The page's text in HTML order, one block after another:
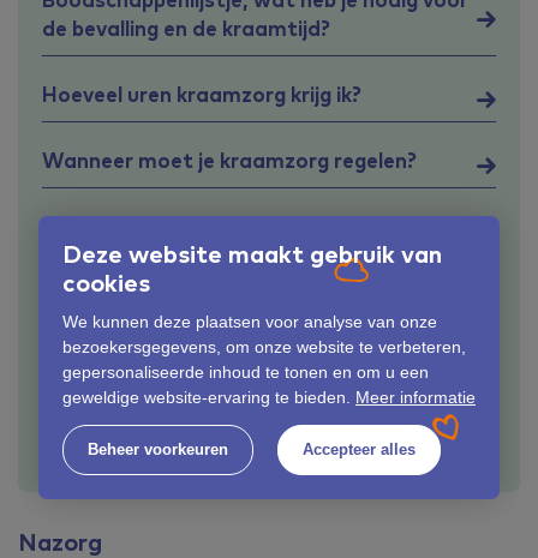
Deze website maakt gebruik van
cookies
We kunnen deze plaatsen voor analyse van onze
bezoekersgegevens, om onze website te verbeteren,
gepersonaliseerde inhoud te tonen en om u een
geweldige website-ervaring te bieden. Meer informatie
Beheer voorkeuren Accepteer alles
de bevalling en de kraamtijd?
Hoeveel uren kraamzorg krijg ik?
Wanneer moet je kraamzorg regelen?
Wat kost kraamzorg?
Wat zijn de taken van de
kraamverzorgende?
Verzekerd via de Zilveren Kruisgroep?
Hoe werken kraamdagen?
Nazorg